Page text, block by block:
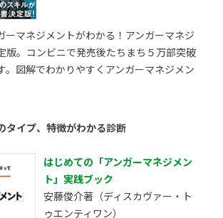
ーマネジメントがわかる！アンガーマネジ
版。コンビニで発売後たちまち５万部突破
。図解でわかりやすくアンガーマネジメン
タイプ、特徴がわかる診断
はじめての「アンガーマネジメン
ト」実践ブック
安藤俊介著（ディスカヴァー・ト
ゥエンティワン）